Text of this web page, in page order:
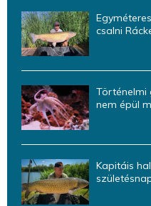
csalni
Történelmi
nem épül
Kapitáis